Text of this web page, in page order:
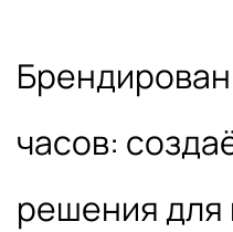
часов:
решения для